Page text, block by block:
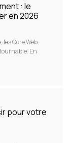
: le
en 2026
Core Web
En
pour votre